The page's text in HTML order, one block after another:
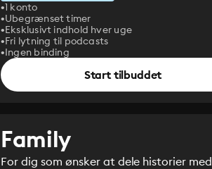
1 konto
Ubegrænset timer
Eksklusivt indhold hver uge
Fri lytning til podcasts
Ingen binding
Start tilbuddet
Family
For dig som ønsker at dele historier med